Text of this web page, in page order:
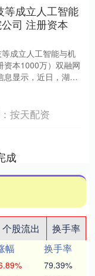
等成立人工智能
司 注册资本
等成立人工智能与机
资本1000万）双融网
显示，近日，湖南
机器人研究院有限
按天配资
成
个股流出
换手率
幅
换手率
79.39%